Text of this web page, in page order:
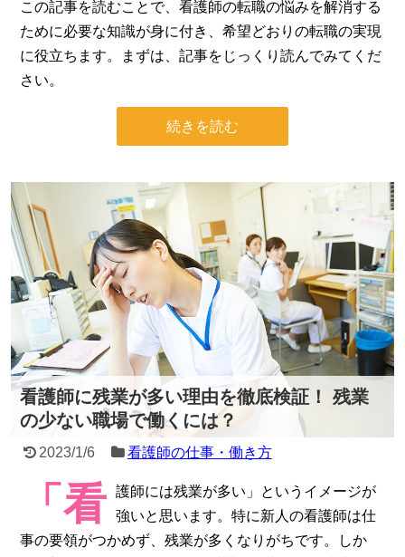
この記事を読むことで、看護師の転職の悩みを解消する
ために必要な知識が身に付き、希望どおりの転職の実現
に役立ちます。まずは、記事をじっくり読んでみてくだ
さい。
続きを読む
看護師に残業が多い理由を徹底検証！ 残業
の少ない職場で働くには？
2023/1/6 看護師の仕事・働き方
「看 護師には残業が多い」というイメージが
強いと思います。特に新人の看護師は仕
事の要領がつかめず、残業が多くなりがちです。しか